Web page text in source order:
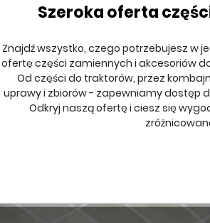
Szeroka oferta
Znajdź wszystko, czego potrzebujesz w
ofertę części zamiennych i akcesoriów
Od części do traktorów, przez
uprawy i zbiorów - zapewniamy dostęp
Odkryj naszą ofertę i ciesz się